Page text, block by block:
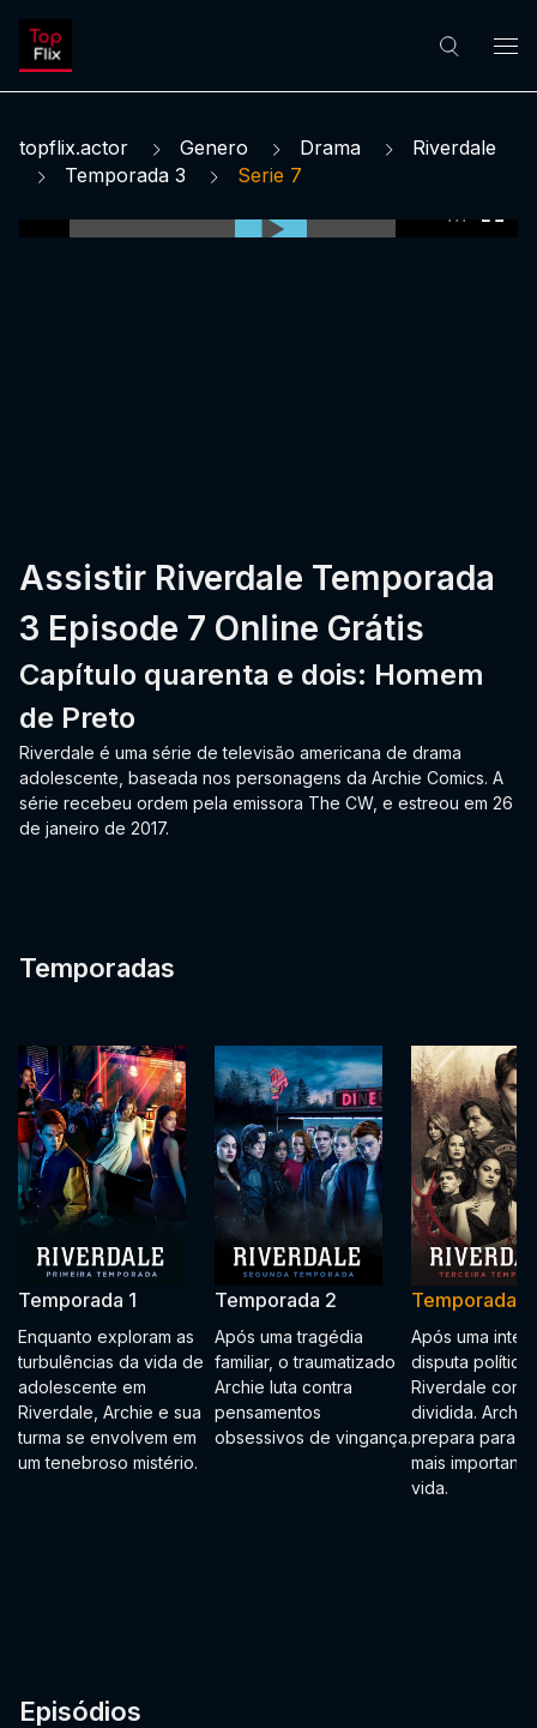
topflix.actor Genero Drama
Riverdale
Temporada 3
Serie 7
Assistir Riverdale Temporada
3 Episode 7 Online Grátis
Capítulo quarenta e dois: Homem
de Preto
Riverdale é uma série de televisão americana de drama
adolescente, baseada nos personagens da Archie Comics. A
série recebeu ordem pela emissora The CW, e estreou em 26
de janeiro de 2017.
Temporadas
Temporada 1
Enquanto exploram as
turbulências da vida de
adolescente em
Riverdale, Archie e sua
turma se envolvem em
um tenebroso mistério.
Temporada 2
Após uma tragédia
familiar, o traumatizado
Archie luta contra
pensamentos
obsessivos de vingança.
Temporada 3
Após uma
disputa política,
Riverdale
dividida. Archie
prepara para a
mais
vida.
Episódios